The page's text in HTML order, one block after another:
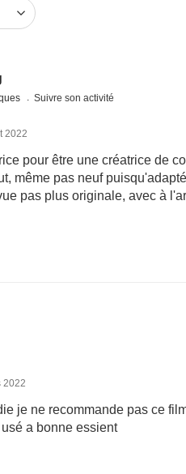
Suivre son activité
2022
pour être une créatrice de
même pas neuf
pas plus originale, avec à
2022
je ne recommande pas ce
a bonne essient